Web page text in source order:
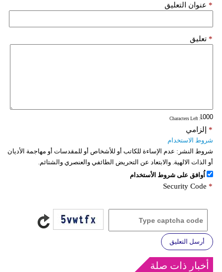
عنوان التعليق *
تعليق *
: Characters Left
إلزامي *
شروط الاستخدام
شروط النشر: عدم الإساءة للكاتب أو للأشخاص أو للمقدسات أو مهاجمة الأديان
أو الذات الالهية. والابتعاد عن التحريض الطائفي والعنصري والشتائم.
اُوافق على شروط الأستخدام
Security Code *
أرسل التعليق
أخبار ذات صلة